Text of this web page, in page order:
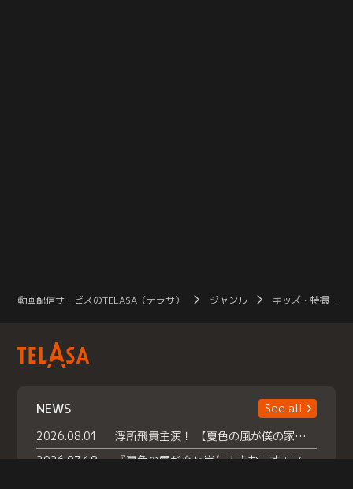
動画配信サービスのTELASA（テラサ） ジャンル キッズ・特撮一覧
NEWS
See all
2026.08.01
浮所飛貴主演！ 【夏色の風が僕の家にやってきた】 本日よりテラサで独占配信スタート！
2026.07.18
『夏色の雲が恋と嵐をまきおこす』スペシャルメイキング 【Part1】2026年７月18日（土）23時30分～配信スタート！話題のシーンの裏側を大公開！豪華キャスト大集合！ 『武宮家 真夏の家族会議』開催！